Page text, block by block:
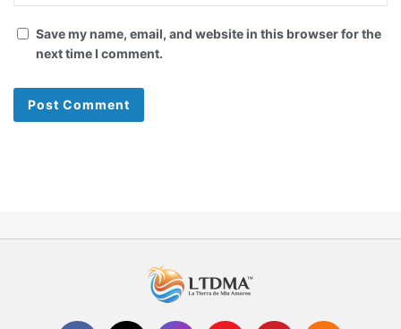
Save my name, email, and website in this browser for the
next time I comment.